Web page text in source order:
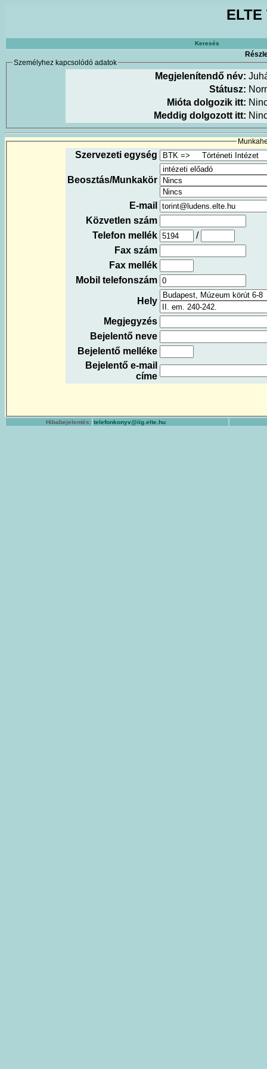
Keresés
Személyhez kapcsolódó adatok
Megjelenítendő név:
Státusz:
Mióta dolgozik itt:
Meddig dolgozott itt:
Szervezeti egység
Beosztás/Munkakör
E-mail
Közvetlen szám
Telefon mellék
/
Fax szám
Fax mellék
Mobil telefonszám
Hely
Megjegyzés
Bejelentő neve
Bejelentő melléke
Bejelentő e-mail
címe
Hibabejelentés: telefonkonyv@iig.elte.hu